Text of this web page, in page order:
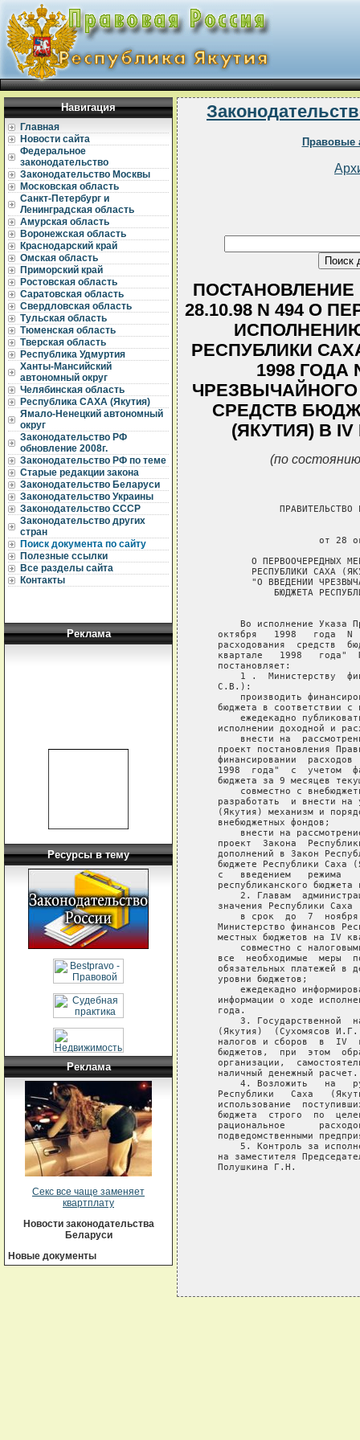
Навигация
Главная
Новости сайта
Федеральное
законодательство
Законодательство Москвы
Московская область
Санкт-Петербург и
Ленинградская область
Амурская область
Воронежская область
Краснодарский край
Омская область
Приморский край
Ростовская область
Саратовская область
Свердловская область
Тульская область
Тюменская область
Тверская область
Республика Удмуртия
Ханты-Мансийский
автономный округ
Челябинская область
Республика САХА (Якутия)
Ямало-Ненецкий автономный
округ
Законодательство РФ
обновление 2008г.
Законодательство РФ по теме
Старые редакции закона
Законодательство Беларуси
Законодательство Украины
Законодательство СССР
Законодательство других
стран
Поиск документа по сайту
Полезные ссылки
Все разделы сайта
Контакты
Реклама
Ресурсы в тему
Реклама
Секс все чаще заменяет
квартплату
Новости законодательства
Беларуси
Новые документы
Правовые
ПОСТАНОВЛЕНИЕ
28.10.98 N 494 О
РЕСПУБЛИКИ
1998 ГОДА
СРЕДСТВ
(ЯКУТИЯ) В
(по
ПРАВИТЕЛЬСТВО
от 28
О ПЕРВООЧЕРЕДНЫХ
РЕСПУБЛИКИ САХА
"О ВВЕДЕНИИ
БЮДЖЕТА
Во исполнение Указа
октября   1998   года  N
расходования  средств
квартале   1998   года"
   постановляет:
1 .  Министерству
   С.В.):
производить
бюджета в соответствии с
ежедекадно
исполнении доходной и
внести на
проект постановления
финансировании  расходов
1998  года"  с  учетом
бюджета за 9 месяцев
совместно с
разработать  и внести на
(Якутия) механизм и
   внебюджетных фондов;
внести на
проект  Закона
дополнений в Закон
бюджете Республики Саха
с   введением   режима
республиканского бюджета
2. Главам
значения Республики Саха
в срок  до  7
Министерство финансов
местных бюджетов на IV
совместно с
все  необходимые  меры
обязательных платежей в
   уровни бюджетов;
ежедекадно
информации о ходе
   года.
3. Государственной
(Якутия)  (Сухомясов
налогов и сборов  в  IV
бюджетов,  при  этом
организации,
   наличный денежный расчет.
4. Возложить   на
Республики   Саха
использование
бюджета  строго  по
рациональное
подведомственными
5. Контроль за
на заместителя
   Полушкина Г.Н.